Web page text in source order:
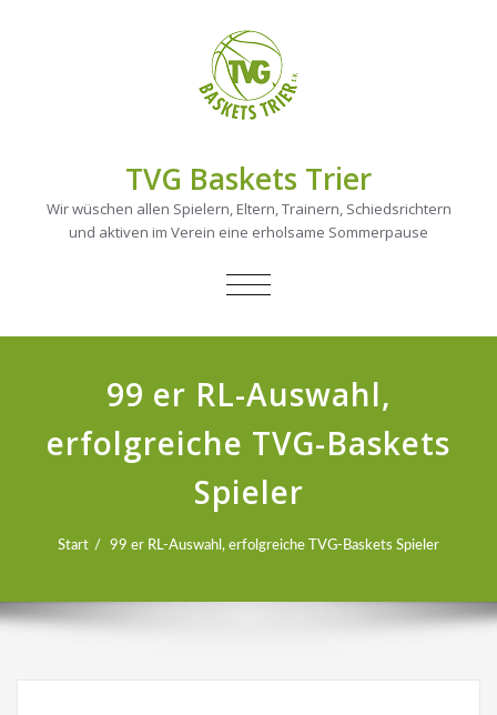
TVG Baskets Trier
Wir wüschen allen Spielern, Eltern, Trainern, Schiedsrichtern
und aktiven im Verein eine erholsame Sommerpause
NAVIGATION
99 er RL-Auswahl,
erfolgreiche TVG-Baskets
Spieler
Start 99 er RL-Auswahl, erfolgreiche TVG-Baskets Spieler